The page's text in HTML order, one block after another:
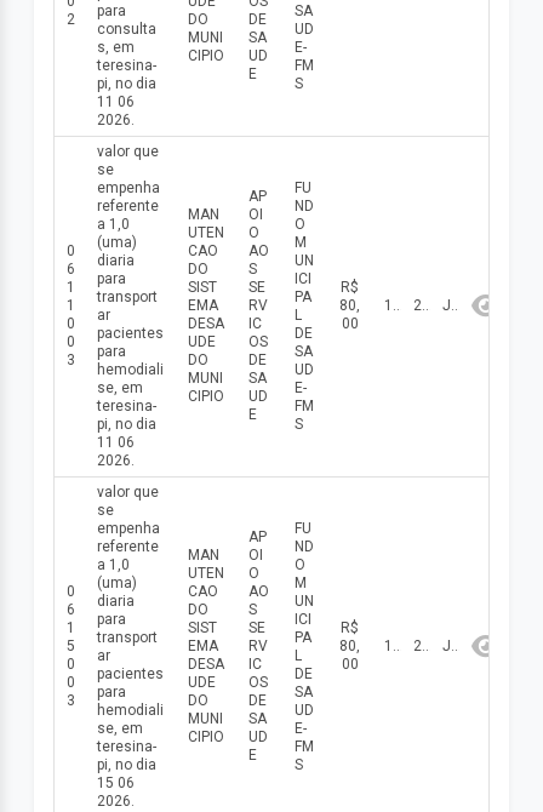
2
para
consulta
s, em
teresina-
pi, no dia
11 06
2026.
DO
MUNI
CIPIO
DE
SA
UD
E
SA
UD
E-
FM
S
0
6
1
1
0
0
3
valor que
se
empenha
referente
a 1,0
(uma)
diaria
para
transport
ar
pacientes
para
hemodiali
se, em
teresina-
pi, no dia
11 06
2026.
MAN
UTEN
CAO
DO
SIST
EMA
DESA
UDE
DO
MUNI
CIPIO
AP
OI
O
AO
S
SE
RV
IC
OS
DE
SA
UD
E
FU
ND
O
M
UN
ICI
PA
L
DE
SA
UD
E-
FM
S
R$
80,
00
11/06/2026 2026 Junho
0
6
1
5
0
0
3
valor que
se
empenha
referente
a 1,0
(uma)
diaria
para
transport
ar
pacientes
para
hemodiali
se, em
teresina-
pi, no dia
15 06
2026.
MAN
UTEN
CAO
DO
SIST
EMA
DESA
UDE
DO
MUNI
CIPIO
AP
OI
O
AO
S
SE
RV
IC
OS
DE
SA
UD
E
FU
ND
O
M
UN
ICI
PA
L
DE
SA
UD
E-
FM
S
R$
80,
00
15/06/2026 2026 Junho